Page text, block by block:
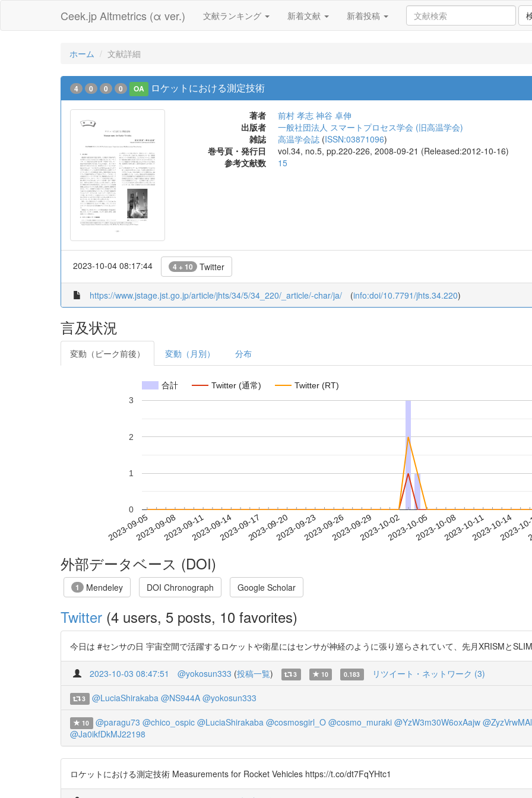
Ceek.jp Altmetrics (α ver.) 文献ランキング 新着文献 新着投稿
ホーム 文献詳細
4 0 0 0 OA ロケットにおける測定技術
著者 前村 孝志 神谷 卓伸
出版者
一般社団法人 スマートプロセス学会 (旧高温学会)
雑誌
高温学会誌 (ISSN:03871096)
巻号頁・発行日
vol.34, no.5, pp.220-226, 2008-09-21 (Released:2012-10-16)
参考文献数
15
2023-10-04 08:17:44 4 + 10 Twitter
https://www.jstage.jst.go.jp/article/jhts/34/5/34_220/_article/-char/ja/ (info:doi/10.7791/jhts.34.220)
言及状況
変動（ピーク前後） 変動（月別） 分布
合計 Twitter (通常) Twitter (RT)
2023-09-052023-09-082023-09-112023-09-142023-09-172023-09-202023-09-232023-09-262023-09-292023-10-022023-10-052023-10-082023-10-112023-10-14
2023-
0
1
2
3
外部データベース (DOI)
1 Mendeley DOI Chronograph Google Scholar
Twitter (4 users, 5 posts, 10 favorites)
今日は #センサの日 宇宙空間で活躍するロケットや衛星にはセンサが神経のように張り巡らされていて、先月XRISMと
2023-10-03 08:47:51 @yokosun333 (投稿一覧) 3 10 0.183 リツイート・ネットワーク (3)
3 @LuciaShirakaba @NS944A @yokosun333
10 @paragu73 @chico_ospic @LuciaShirakaba @cosmosgirl_O @cosmo_muraki @YzW3m30W6oxAajw
@Ja0ikfDkMJ22198
ロケットにおける測定技術 Measurements for Rocket Vehicles https://t.co/dt7FqYHtc1